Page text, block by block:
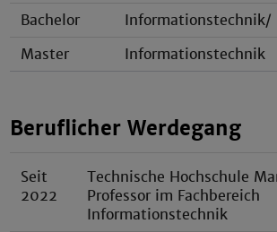
Bachelor
Informationstechnik/
Master
Informationstechnik
Beruflicher Werdegang
Seit
2022
Technische Hochschule
Professor im Fachbereich
Informationstechnik